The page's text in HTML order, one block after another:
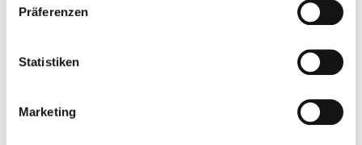
Präferenzen
Statistiken
Marketing
TAMARAS FLOWERS INH. TAMARA
Hauptstraße 8